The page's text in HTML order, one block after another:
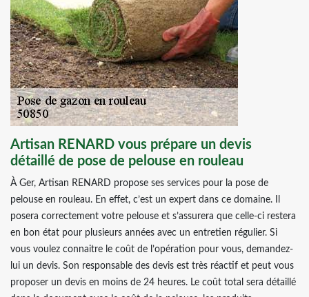
Artisan RENARD vous prépare un devis
détaillé de pose de pelouse en rouleau
À Ger, Artisan RENARD propose ses services pour la pose de
pelouse en rouleau. En effet, c’est un expert dans ce domaine. Il
posera correctement votre pelouse et s’assurera que celle-ci restera
en bon état pour plusieurs années avec un entretien régulier. Si
vous voulez connaitre le coût de l’opération pour vous, demandez-
lui un devis. Son responsable des devis est très réactif et peut vous
proposer un devis en moins de 24 heures. Le coût total sera détaillé